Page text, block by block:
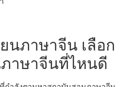
นภาษาจีน เลือก
าษาจีนที่ไหนดี